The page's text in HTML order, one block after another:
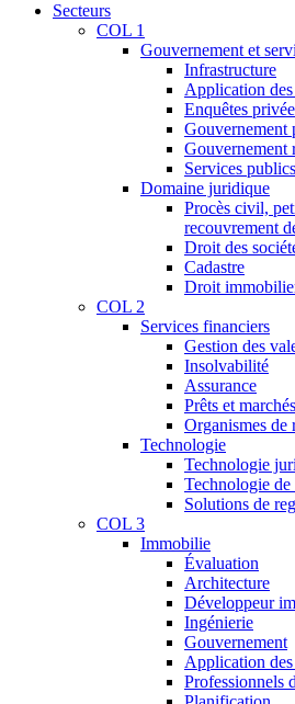
Secteurs
COL 1
Gouvernement et
Infrastructure
Application
Enquêtes
Gouvernement
Gouvernement
Services publics
Domaine juridique
Procès civil,
recouvrement
Droit des
Cadastre
Droit
COL 2
Services financiers
Gestion des
Insolvabilité
Assurance
Prêts et
Organismes de
Technologie
Technologie
Technologie
Solutions de
COL 3
Immobilie
Évaluation
Architecture
Développeur
Ingénierie
Gouvernement
Application
Professionnels